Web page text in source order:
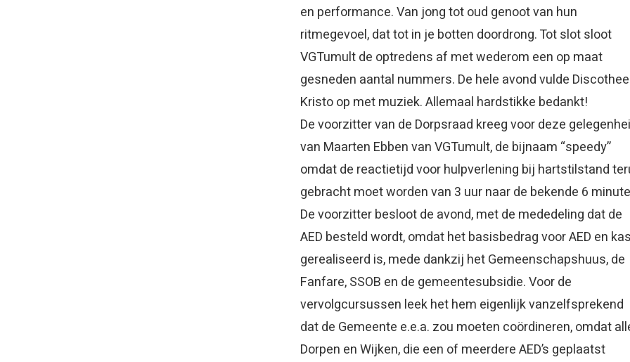
en performance. Van jong tot oud genoot van hun
ritmegevoel, dat tot in je botten doordrong. Tot slot sloot
VGTumult de optredens af met wederom een op maat
gesneden aantal nummers. De hele avond vulde
Kristo op met muziek. Allemaal hardstikke bedankt!
De voorzitter van de Dorpsraad kreeg voor deze
van Maarten Ebben van VGTumult, de bijnaam “speedy”
omdat de reactietijd voor hulpverlening bij hartstilstand
gebracht moet worden van 3 uur naar de bekende 6
De voorzitter besloot de avond, met de mededeling dat de
AED besteld wordt, omdat het basisbedrag voor AED en
gerealiseerd is, mede dankzij het Gemeenschapshuus, de
Fanfare, SSOB en de gemeentesubsidie. Voor de
vervolgcursussen leek het hem eigenlijk vanzelfsprekend
dat de Gemeente e.e.a. zou moeten coördineren, omdat
Dorpen en Wijken, die een of meerdere AED’s geplaatst